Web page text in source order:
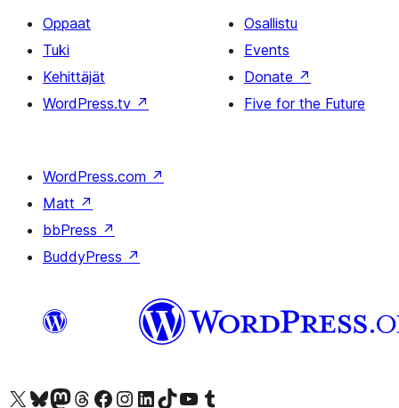
Oppaat
Tuki
Kehittäjät
WordPress.tv ↗
Osallistu
Events
Donate ↗
Five for the Future
WordPress.com ↗
Matt ↗
bbPress ↗
BuddyPress ↗
Visit our X (formerly Twitter) account
Visit our Bluesky account
Visit our Mastodon account
Visit our Threads account
Visit our Facebook pageVisit our Instagram account
Visit our LinkedIn account
Visit our TikTok account
Näytä YouTube-kanava
Visit our Tumblr account